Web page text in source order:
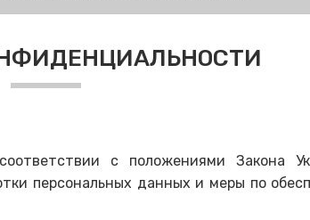
с положениями Закона
персональных данных и меры по